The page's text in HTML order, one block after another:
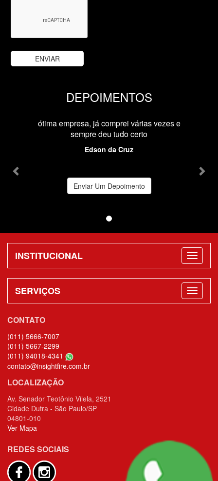
DEPOIMENTOS
ótima empresa, já comprei várias vezes e
sempre deu tudo certo
Edson da Cruz
Enviar Um Depoimento
INSTITUCIONAL
SERVIÇOS
CONTATO
(011) 5666-7007
(011) 5667-2299
(011) 94018-4341
contato@insightfire.com.br
LOCALIZAÇÃO
Av. Senador Teotônio Vilela, 2521
Cidade Dutra - São Paulo/SP
04801-010
Ver Mapa
REDES SOCIAIS